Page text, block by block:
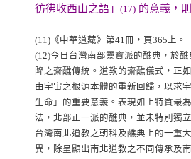
彷彿收西山之語」 (17) 的意義，
(11) 《中華道藏》第41冊，頁365上。
(12)今日台灣南部靈寶派的醮典，於
降之齋醮傳統。道教的齋醮儀式，正
由宇宙之根源本體的重新回歸，以求
生命」的重要意義。表現如上特質最
法，北部正一派的醮典，並未特別獨
台灣南北道教之朝科及醮典上的一重
異，除呈顯出南北道教之不同傳承及